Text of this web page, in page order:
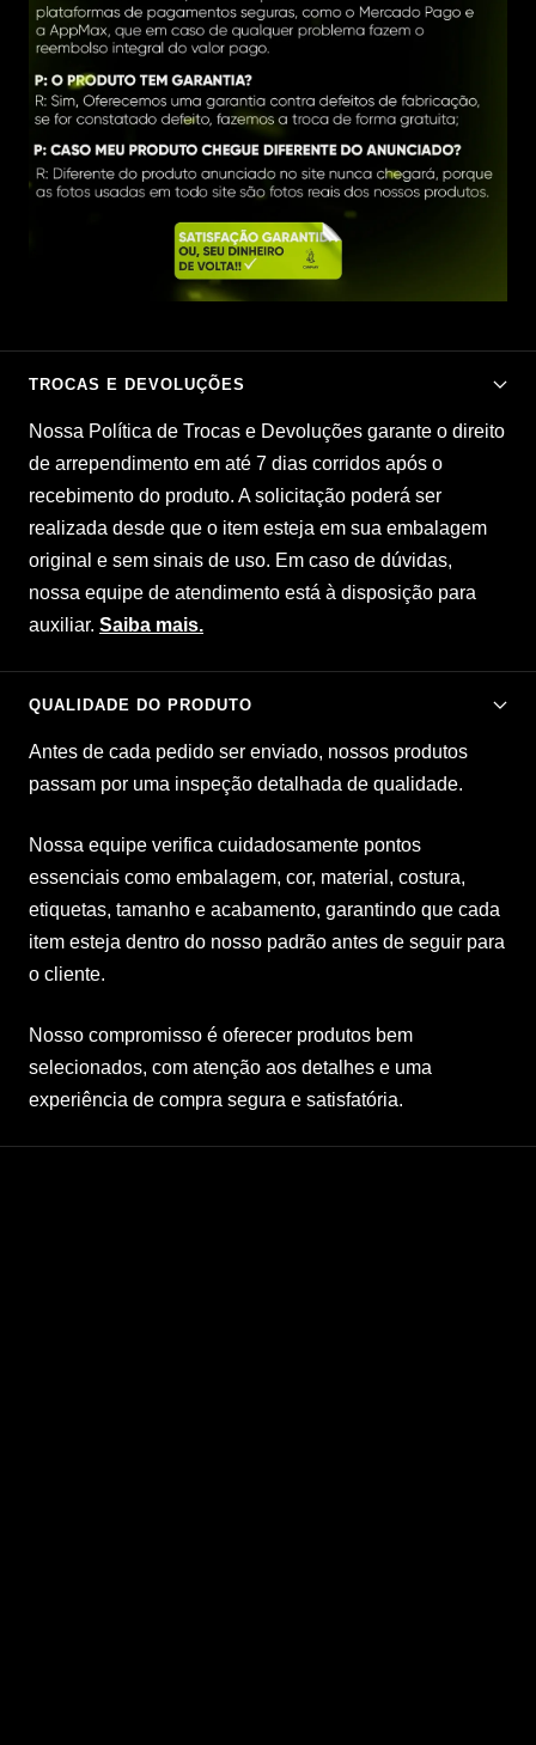
¡
TROCAS E DEVOLUÇÕES
Nossa Política de Trocas e Devoluções garante o direito
de arrependimento em até 7 dias corridos após o
recebimento do produto. A solicitação poderá ser
realizada desde que o item esteja em sua embalagem
original e sem sinais de uso. Em caso de dúvidas,
nossa equipe de atendimento está à disposição para
auxiliar. Saiba mais.
QUALIDADE DO PRODUTO
Antes de cada pedido ser enviado, nossos produtos
passam por uma inspeção detalhada de qualidade.
Nossa equipe verifica cuidadosamente pontos
essenciais como embalagem, cor, material, costura,
etiquetas, tamanho e acabamento, garantindo que cada
item esteja dentro do nosso padrão antes de seguir para
o cliente.
Nosso compromisso é oferecer produtos bem
selecionados, com atenção aos detalhes e uma
experiência de compra segura e satisfatória.